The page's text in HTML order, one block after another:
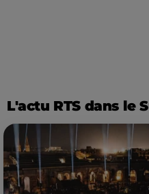
L'actu RTS dans le